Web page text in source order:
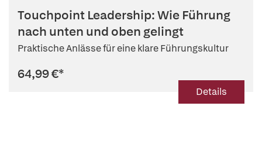
Touchpoint Leadership: Wie Führung
nach unten und oben gelingt
Praktische Anlässe für eine klare Führungskultur
64,99 €*
Details